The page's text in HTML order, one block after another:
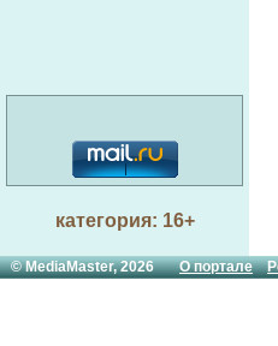
категория: 16+
© MediaMaster, 2026О портале